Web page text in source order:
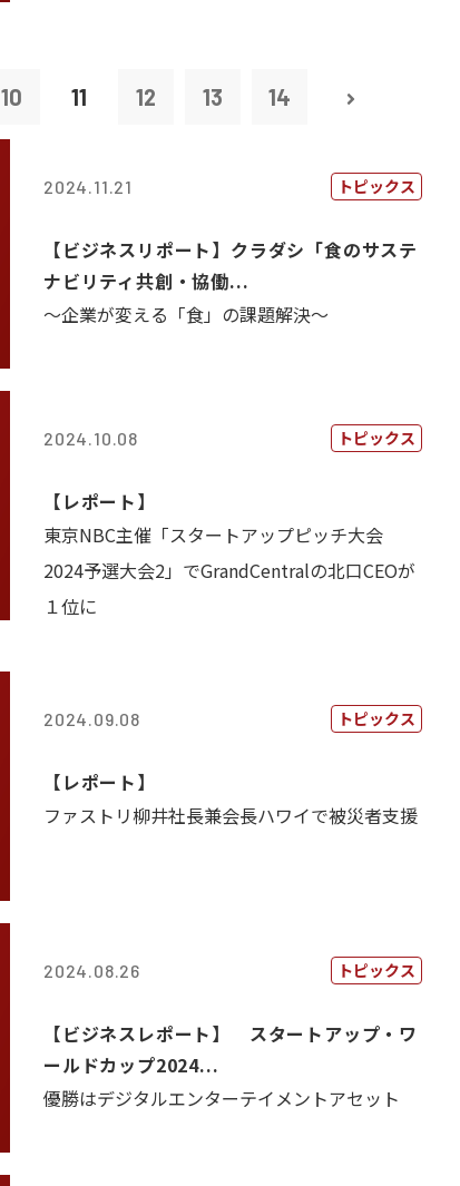
10 11 12 13 14
2024.11.21 トピックス
【ビジネスリポート】クラダシ「食のサステ
ナビリティ共創・協働...
～企業が変える「食」の課題解決～
2024.10.08 トピックス
【レポート】
東京NBC主催「スタートアップピッチ大会
2024予選大会2」でGrandCentralの北口CEOが
１位に
2024.09.08 トピックス
【レポート】
ファストリ柳井社長兼会長ハワイで被災者支援
2024.08.26 トピックス
【ビジネスレポート】 スタートアップ・ワ
ールドカップ2024...
優勝はデジタルエンターテイメントアセット